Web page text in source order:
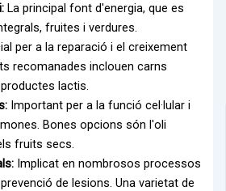
La principal font d'energia, que es
fruites i verdures.
per a la reparació i el creixement
recomanades inclouen carns
lactis.
Important per a la funció cel·lular i
Bones opcions són l'oli
fruits secs.
Implicat en nombrosos processos
de lesions. Una varietat de